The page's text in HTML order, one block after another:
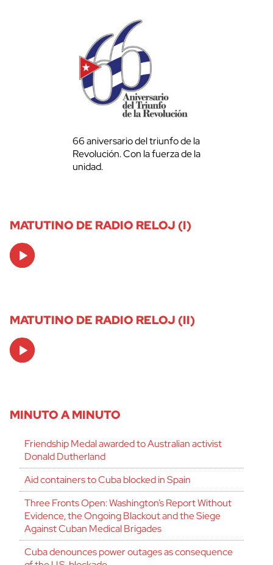
66 aniversario del triunfo de la
Revolución. Con la fuerza de la
unidad.
MATUTINO DE RADIO RELOJ (I)
Audio
Player
MATUTINO DE RADIO RELOJ (II)
Audio
Player
MINUTO A MINUTO
Friendship Medal awarded to Australian activist
Donald Dutherland
Aid containers to Cuba blocked in Spain
Three Fronts Open: Washington’s Report Without
Evidence, the Ongoing Blackout and the Siege
Against Cuban Medical Brigades
Cuba denounces power outages as consequence